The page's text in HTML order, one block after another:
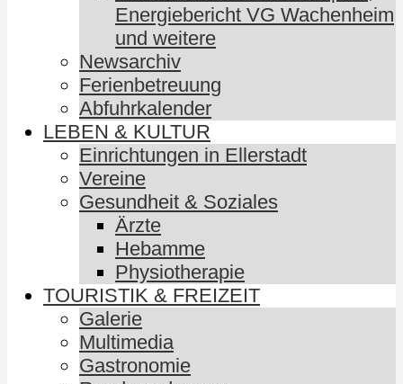
Energiebericht VG Wachenheim
und weitere
Newsarchiv
Ferienbetreuung
Abfuhrkalender
LEBEN & KULTUR
Einrichtungen in Ellerstadt
Vereine
Gesundheit & Soziales
Ärzte
Hebamme
Physiotherapie
TOURISTIK & FREIZEIT
Galerie
Multimedia
Gastronomie